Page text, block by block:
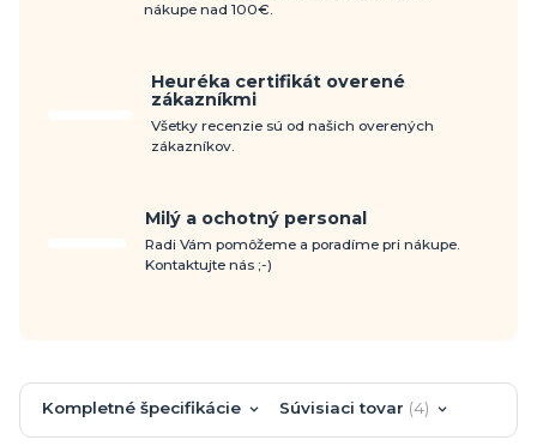
nákupe nad 100€.
Heuréka certifikát overené
zákazníkmi
Všetky recenzie sú od našich overených
zákazníkov.
Milý a ochotný personal
Radi Vám pomôžeme a poradíme pri nákupe.
Kontaktujte nás ;-)
Kompletné špecifikácie Súvisiaci tovar 4